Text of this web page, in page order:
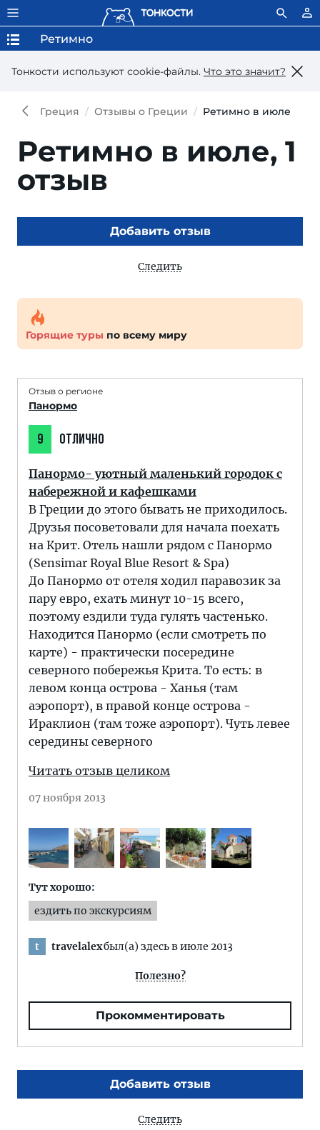
Тонкости используют сookie-файлы. Что это значит?
Ретимно
Греция Отзывы о Греции Ретимно в июле
Ретимно в июле, 1
отзыв
Добавить отзыв
Следить
Горящие туры по всему миру
Отзыв о регионе
Панормо
9 ОТЛИЧНО
Панормо- уютный маленький городок с
набережной и кафешками
В Греции до этого бывать не приходилось.
Друзья посоветовали для начала поехать
на Крит. Отель нашли рядом с Панормо
(Sensimar Royal Blue Resort & Spa)
До Панормо от отеля ходил паравозик за
пару евро, ехать минут 10-15 всего,
поэтому ездили туда гулять частенько.
Находится Панормо (если смотреть по
карте) - практически посередине
северного побережья Крита. То есть: в
левом конца острова - Ханья (там
аэропорт), в правой конце острова -
Ираклион (там тоже аэропорт). Чуть левее
середины северного
Читать отзыв целиком
07 ноября 2013
Тут хорошо:
ездить по экскурсиям
t travelalexбыл(а) здесь в июле 2013
Полезно?
Прокомментировать
Добавить отзыв
Следить